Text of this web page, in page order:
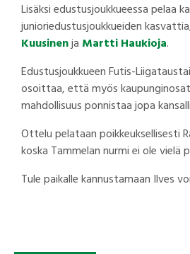
Lisäksi edustusjoukkueessa pelaa
junioriedustusjoukkueiden
Kuusinenja Martti Haukioja.
Edustusjoukkueen Futis-
osoittaa, että myös
mahdollisuus ponnistaa jopa
Ottelu pelataan poikkeuksellisesti
koska Tammelan nurmi ei ole vielä
Tule paikalle kannustamaan Ilves